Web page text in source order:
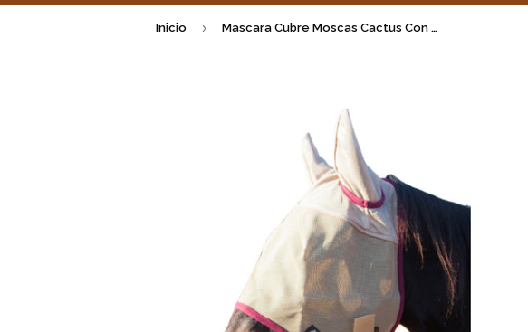
Inicio › Mascara Cubre Moscas Cactus Con Orejas